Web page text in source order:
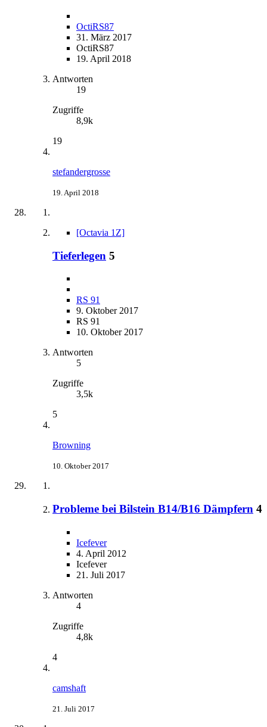
OctiRS87
31. März 2017
OctiRS87
19. April 2018
Antworten
19
Zugriffe
8,9k
19
stefandergrosse
19. April 2018
[Octavia 1Z]
Tieferlegen 5
RS 91
9. Oktober 2017
RS 91
10. Oktober 2017
Antworten
5
Zugriffe
3,5k
5
Browning
10. Oktober 2017
Probleme bei Bilstein B14/B16 Dämpfern 4
Icefever
4. April 2012
Icefever
21. Juli 2017
Antworten
4
Zugriffe
4,8k
4
camshaft
21. Juli 2017